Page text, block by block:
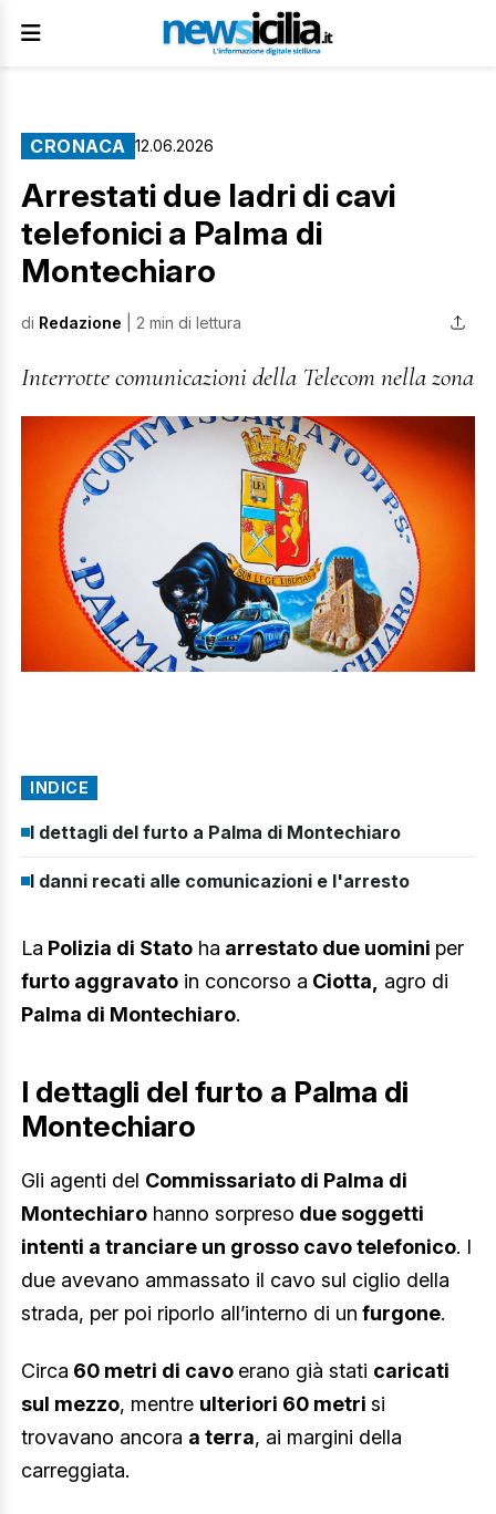
CRONACA 12.06.2026
Arrestati due ladri di cavi
telefonici a Palma di
Montechiaro
di Redazione | 2 min di lettura
Interrotte comunicazioni della Telecom nella zona
INDICE
I dettagli del furto a Palma di Montechiaro
I danni recati alle comunicazioni e l'arresto
La Polizia di Stato ha arrestato due uomini per
furto aggravato in concorso a Ciotta,
agro di
Palma di Montechiaro.
I dettagli del furto a Palma di
Montechiaro
Gli agenti del Commissariato di Palma di
Montechiaro hanno sorpreso due soggetti
intenti a tranciare un grosso cavo telefonico. I
due avevano ammassato il cavo sul ciglio della
strada, per poi riporlo all’interno di un furgone.
Circa 60 metri di cavo erano già stati caricati
sul mezzo, mentre ulteriori 60 metri si
trovavano ancora a terra, ai margini della
carreggiata.